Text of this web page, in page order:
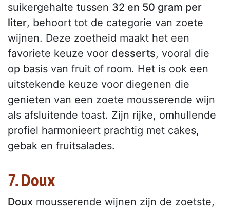
suikergehalte tussen 32 en 50 gram per
liter, behoort tot de categorie van zoete
wijnen. Deze zoetheid maakt het een
favoriete keuze voor desserts, vooral die
op basis van fruit of room. Het is ook een
uitstekende keuze voor diegenen die
genieten van een zoete mousserende wijn
als afsluitende toast. Zijn rijke, omhullende
profiel harmonieert prachtig met cakes,
gebak en fruitsalades.
7. Doux
Doux mousserende wijnen zijn de zoetste,